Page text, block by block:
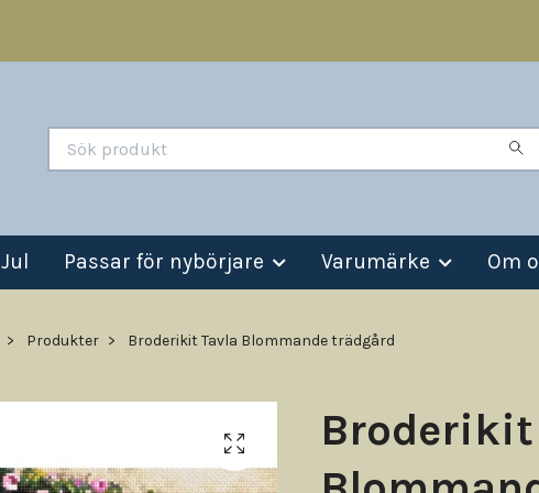
Jul Passar för nybörjare Varumärke Om
Produkter Broderikit Tavla Blommande trädgård
Broderikit